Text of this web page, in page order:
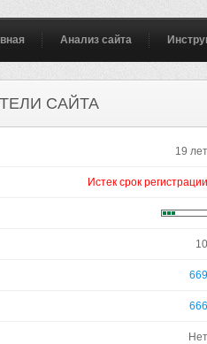
Анализ сайта
САЙТА
19 лет
Истек срок регистрации
10
669
666
Нет